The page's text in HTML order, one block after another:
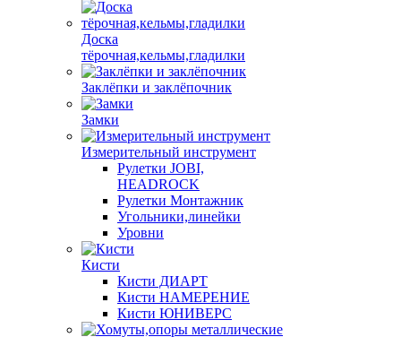
Доска
тёрочная,кельмы,гладилки
Заклёпки и заклёпочник
Замки
Измерительный инструмент
Рулетки JOBI,
HEADROCK
Рулетки Монтажник
Угольники,линейки
Уровни
Кисти
Кисти ДИАРТ
Кисти НАМЕРЕНИЕ
Кисти ЮНИВЕРС